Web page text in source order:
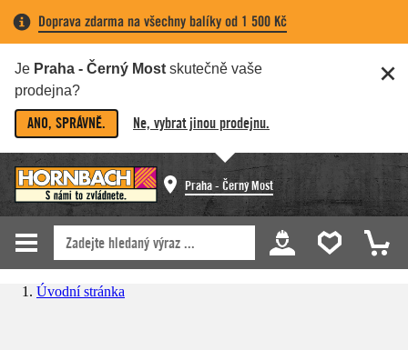
Doprava zdarma na všechny balíky od 1 500 Kč
Je Praha - Černý Most skutečně vaše
prodejna?
ANO, SPRÁVNĚ. Ne, vybrat jinou prodejnu.
Praha - Černý Most
Úvodní stránka